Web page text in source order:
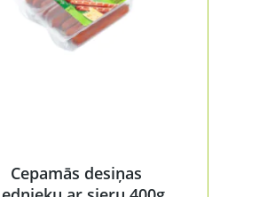
Cepamās desiņas